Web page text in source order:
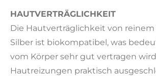
HAUTVERTRÄGLICHKEIT
Die Hautverträglichkeit von reinem
Silber ist biokompatibel, was
vom Körper sehr gut vertragen
Hautreizungen praktisch